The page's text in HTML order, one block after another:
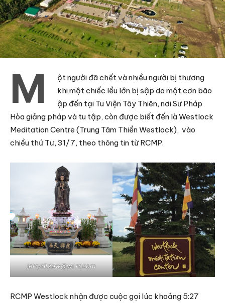
M
ột người đã chết và nhiều người bị thương
khi một chiếc lều lớn bị sập do một cơn bão
ập đến tại Tu Viện Tây Thiên, nơi Sư Pháp
Hòa giảng pháp và tu tập, còn được biết đến là Westlock
Meditation Centre (Trung Tâm Thiền Westlock), vào
chiều thứ Tư, 31/7, theo thông tin từ RCMP.
jerryritzow@wi.rr.com
RCMP Westlock nhận được cuộc gọi lúc khoảng 5:27